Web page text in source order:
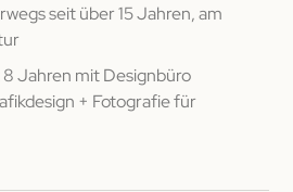
seit über 15 Jahren, am
Jahren mit Designbüro
+ Fotografie für